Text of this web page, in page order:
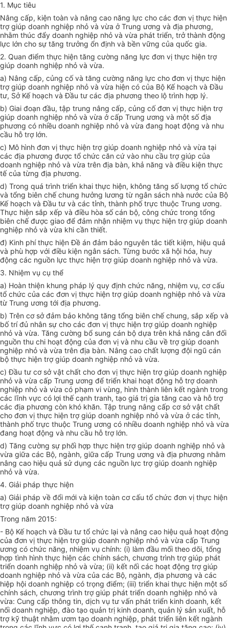
1. Mục tiêu
Nâng cấp, kiện toàn và nâng cao năng lực cho các đơn vị thực hiện
trợ giúp doanh nghiệp nhỏ và vừa ở Trung ương và địa phương,
nhằm thúc đẩy doanh nghiệp nhỏ và vừa phát triển, trở thành động
lực lớn cho sự tăng trưởng ổn định và bền vững của quốc gia.
2. Quan điểm thực hiện tăng cường năng lực đơn vị thực hiện trợ
giúp doanh nghiệp nhỏ và vừa.
a) Nâng cấp, củng cố và tăng cường năng lực cho đơn vị thực hiện
trợ giúp doanh nghiệp nhỏ và vừa hiện có của Bộ Kế hoạch và Đầu
tư, Sở Kế hoạch và Đầu tư các địa phương theo lộ trình hợp lý.
b) Giai đoạn đầu, tập trung nâng cấp, củng cố đơn vị thực hiện trợ
giúp doanh nghiệp nhỏ và vừa ở cấp Trung ương và một số địa
phương có nhiều doanh nghiệp nhỏ và vừa đang hoạt động và nhu
cầu hỗ trợ lớn.
c) Mô hình đơn vị thực hiện trợ giúp doanh nghiệp nhỏ và vừa tại
các địa phương được tổ chức căn cứ vào nhu cầu trợ giúp của
doanh nghiệp nhỏ và vừa trên địa bàn, khả năng và điều kiện thực
tế của từng địa phương.
d) Trong quá trình triển khai thực hiện, không tăng số lượng tổ chức
và tổng biên chế chung hưởng lương từ ngân sách nhà nước của Bộ
Kế hoạch và Đầu tư và các tỉnh, thành phố trực thuộc Trung ương.
Thực hiện sắp xếp và điều hòa số cán bộ, công chức trong tổng
biên chế được giao để đảm nhận nhiệm vụ thực hiện trợ giúp doanh
nghiệp nhỏ và vừa khi cần thiết.
đ) Kinh phí thực hiện Đề án đảm bảo nguyên tắc tiết kiệm, hiệu quả
và phù hợp với điều kiện ngân sách. Từng bước xã hội hóa, huy
động các nguồn lực thực hiện trợ giúp doanh nghiệp nhỏ và vừa.
3. Nhiệm vụ cụ thể
a) Hoàn thiện khung pháp lý quy định chức năng, nhiệm vụ, cơ cấu
tổ chức của các đơn vị thực hiện trợ giúp doanh nghiệp nhỏ và vừa
từ Trung ương tới địa phương.
b) Trên cơ sở đảm bảo không tăng tổng biên chế chung, sắp xếp và
bố trí đủ nhân sự cho các đơn vị thực hiện trợ giúp doanh nghiệp
nhỏ và vừa. Tăng cường bổ sung cán bộ dựa trên khả năng cân đối
nguồn thu chi hoạt động của đơn vị và nhu cầu về trợ giúp doanh
nghiệp nhỏ và vừa trên địa bàn. Nâng cao chất lượng đội ngũ cán
bộ thực hiện trợ giúp doanh nghiệp nhỏ và vừa.
c) Đầu tư cơ sở vật chất cho đơn vị thực hiện trợ giúp doanh nghiệp
nhỏ và vừa cấp Trung ương để triển khai hoạt động hỗ trợ doanh
nghiệp nhỏ và vừa có phạm vi vùng, hình thành liên kết ngành trong
các lĩnh vực có lợi thế cạnh tranh, tạo giá trị gia tăng cao và hỗ trợ
các địa phương còn khó khăn. Tập trung nâng cấp cơ sở vật chất
cho đơn vị thực hiện trợ giúp doanh nghiệp nhỏ và vừa ở các tỉnh,
thành phố trực thuộc Trung ương có nhiều doanh nghiệp nhỏ và vừa
đang hoạt động và nhu cầu hỗ trợ lớn.
d) Tăng cường sự phối hợp thực hiện trợ giúp doanh nghiệp nhỏ và
vừa giữa các Bộ, ngành, giữa cấp Trung ương và địa phương nhằm
nâng cao hiệu quả sử dụng các nguồn lực trợ giúp doanh nghiệp
nhỏ và vừa.
4. Giải pháp thực hiện
a) Giải pháp về đổi mới và kiện toàn cơ cấu tổ chức đơn vị thực hiện
trợ giúp doanh nghiệp nhỏ và vừa
Trong năm 2015:
- Bộ Kế hoạch và Đầu tư tổ chức lại và nâng cao hiệu quả hoạt động
của đơn vị thực hiện trợ giúp doanh nghiệp nhỏ và vừa cấp Trung
ương có chức năng, nhiệm vụ chính: (i) làm đầu mối theo dõi, tổng
hợp tình hình thực hiện các chính sách, chương trình trợ giúp phát
triển doanh nghiệp nhỏ và vừa; (ii) kết nối các hoạt động trợ giúp
doanh nghiệp nhỏ và vừa của các Bộ, ngành, địa phương và các
hiệp hội doanh nghiệp có trọng điểm; (iii) triển khai thực hiện một số
chính sách, chương trình trợ giúp phát triển doanh nghiệp nhỏ và
vừa: Cung cấp thông tin, dịch vụ tư vấn phát triển kinh doanh, kết
nối doanh nghiệp, đào tạo quản trị kinh doanh, quản lý sản xuất, hỗ
trợ kỹ thuật nhằm ươm tạo doanh nghiệp, phát triển liên kết ngành